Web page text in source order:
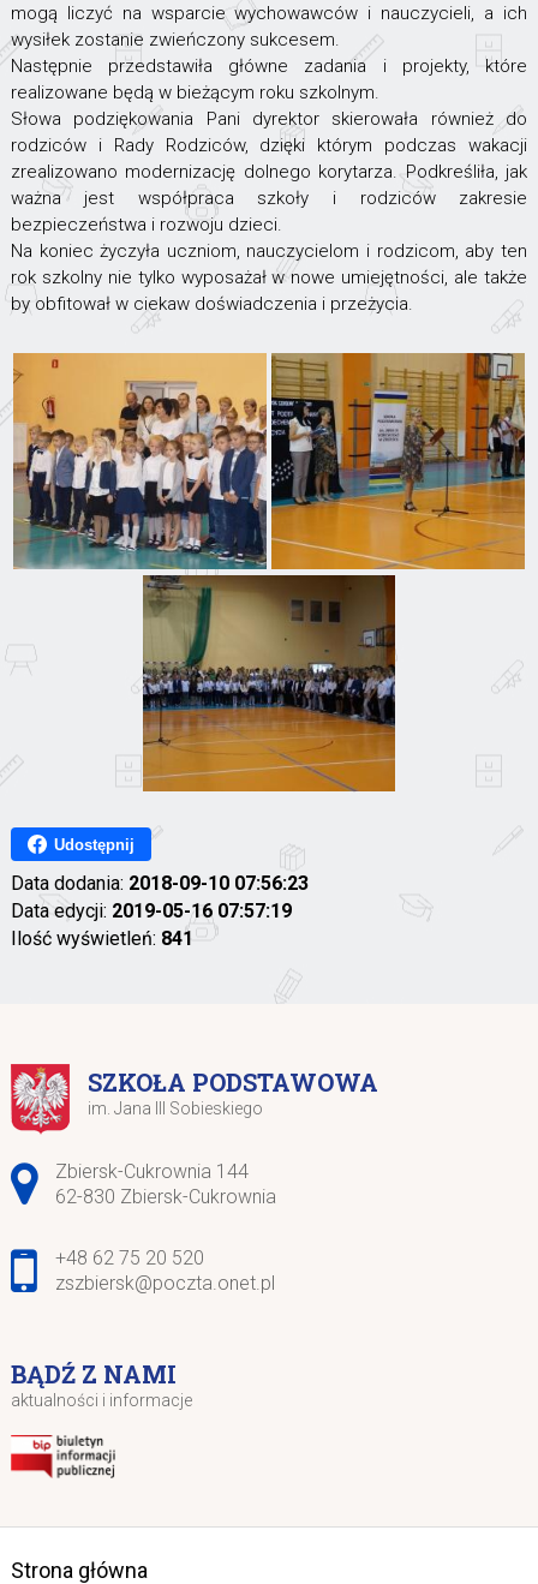
mogą liczyć na wsparcie wychowawców i nauczycieli, a ich
wysiłek zostanie zwieńczony sukcesem.
Następnie przedstawiła główne zadania i projekty, które
realizowane będą w bieżącym roku szkolnym.
Słowa podziękowania Pani dyrektor skierowała również do
rodziców i Rady Rodziców, dzięki którym podczas wakacji
zrealizowano modernizację dolnego korytarza. Podkreśliła, jak
ważna jest współpraca szkoły i rodziców zakresie
bezpieczeństwa i rozwoju dzieci.
Na koniec życzyła uczniom, nauczycielom i rodzicom, aby ten
rok szkolny nie tylko wyposażał w nowe umiejętności, ale także
by obfitował w ciekaw doświadczenia i przeżycia.
Udostępnij
Data dodania: 2018-09-10 07:56:23
Data edycji: 2019-05-16 07:57:19
Ilość wyświetleń: 841
SZKOŁA PODSTAWOWA
im. Jana III Sobieskiego
Adres pocztowy:
Zbiersk-Cukrownia 144
62-830 Zbiersk-Cukrownia
+48 62 75 20 520
zszbiersk@poczta.onet.pl
BĄDŹ Z NAMI
aktualności i informacje
Strona główna